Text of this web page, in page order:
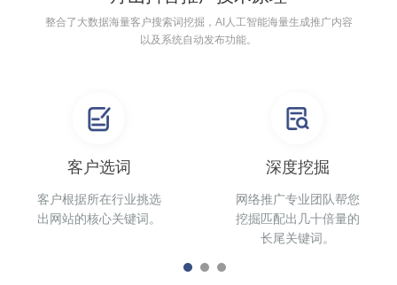
整合了大数据海量客户搜索词挖掘，AI人工智能海量生成推广内容
以及系统自动发布功能。
客户选词
客户根据所在行业挑选
出网站的核心关键词。
深度挖掘
网络推广专业团队帮您
挖掘匹配出几十倍量的
长尾关键词。